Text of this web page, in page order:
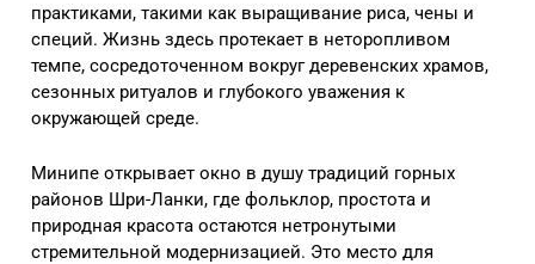
практиками, такими как выращивание риса, чены и
специй. Жизнь здесь протекает в неторопливом
темпе, сосредоточенном вокруг деревенских храмов,
сезонных ритуалов и глубокого уважения к
окружающей среде.
Минипе открывает окно в душу традиций горных
районов Шри-Ланки, где фольклор, простота и
природная красота остаются нетронутыми
стремительной модернизацией. Это место для